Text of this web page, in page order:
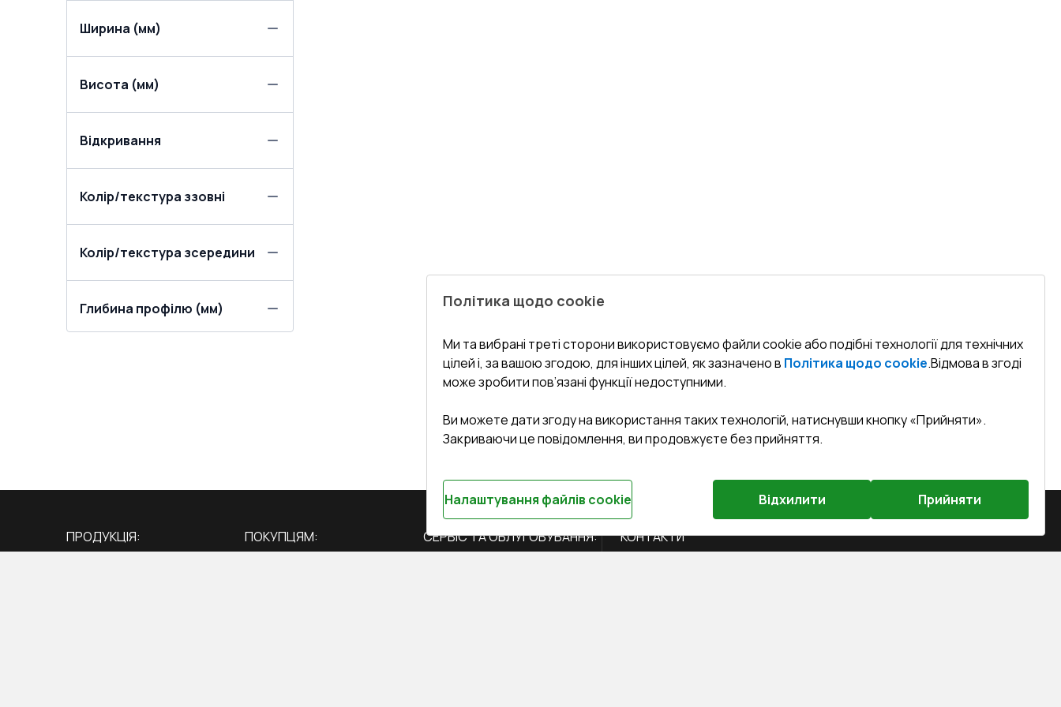
Ширина (мм)
Висота (мм)
Відкривання
Колір/текстура ззовні
Колір/текстура зсередини
Глибина профілю (мм)
ПРОДУКЦІЯ:
ПОКУПЦЯМ:
СЕРВІС ТА ОБЛУГОВУВАННЯ:
КОНТАКТИ
Політика щодо cookie
Ми та вибрані треті сторони використовуємо файли cookie або подібні технології для технічних
цілей і, за вашою згодою, для інших цілей, як зазначено в Політика щодо cookie.Відмова в згоді
може зробити пов’язані функції недоступними.
Ви можете дати згоду на використання таких технологій, натиснувши кнопку «Прийняти».
Закриваючи це повідомлення, ви продовжуєте без прийняття.
Відхилити Прийняти
Налаштування файлів cookie